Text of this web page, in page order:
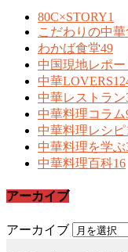
80C×STORY1
こだわりの中
わかば食堂49
中国現地レポー
中華LOVERS
中華レストラン
中華料理コラム
中華料理レシピ
中華料理を学ぶ
中華料理百科16
アーカイブ
アーカイブ